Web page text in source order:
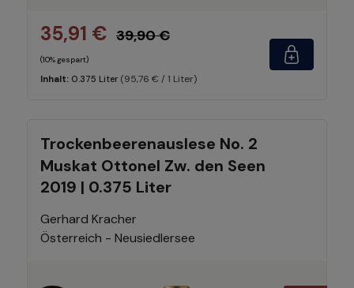
35,91 € 39,90 €
(10% gespart)
Inhalt: 0.375 Liter (95,76 € / 1 Liter)
Trockenbeerenauslese No. 2
Muskat Ottonel Zw. den Seen
2019 | 0.375 Liter
Gerhard Kracher
Österreich - Neusiedlersee